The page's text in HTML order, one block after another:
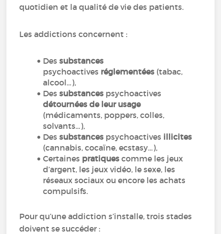
quotidien et la qualité de vie des patients.
Les addictions concernent :
Dessubstances
psychoactives réglementées (tabac,
alcool…),
Dessubstances psychoactives
détournées de leur usage
(médicaments, poppers, colles,
solvants…),
Dessubstances psychoactives illicites
(cannabis, cocaïne, ecstasy…),
Certaines pratiques comme les jeux
d’argent, les jeux vidéo, le sexe, les
réseaux sociaux ou encore les achats
compulsifs.
Pour qu’une addiction s’installe, trois stades
doivent se succéder :